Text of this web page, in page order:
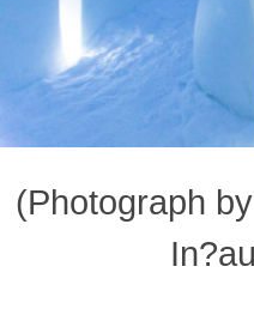
(Photograph